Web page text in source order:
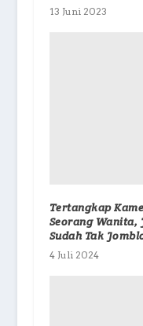
13 Juni 2023
Tertangkap
Seorang Wanita,
Sudah Tak
4 Juli 2024